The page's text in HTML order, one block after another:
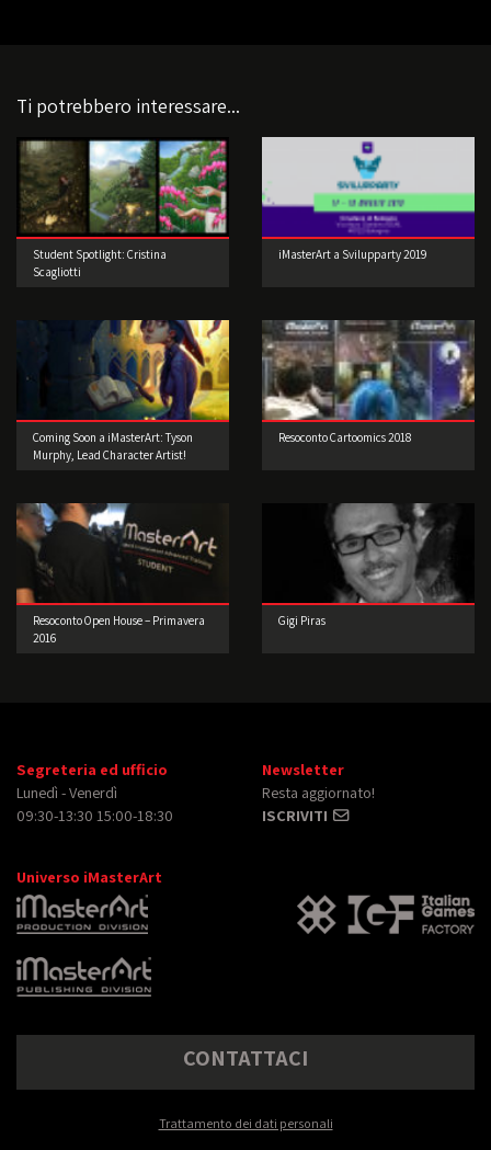
Ti potrebbero interessare...
Student Spotlight: Cristina
Scagliotti
iMasterArt a Svilupparty 2019
Coming Soon a iMasterArt: Tyson
Murphy, Lead Character Artist!
Resoconto Cartoomics 2018
Resoconto Open House – Primavera
2016
Gigi Piras
Segreteria ed ufficio
Lunedì - Venerdì
09:30-13:30 15:00-18:30
Newsletter
Resta aggiornato!
ISCRIVITI
Universo iMasterArt
CONTATTACI
Trattamento dei dati personali